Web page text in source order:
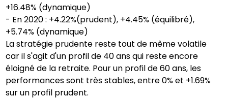
+16.48% (dynamique)
- En 2020 : +4.22%(prudent), +4.45% (équilibré),
+5.74% (dynamique)
La stratégie prudente reste tout de même volatile
car il s'agit d'un profil de 40 ans qui reste encore
éloigné de la retraite. Pour un profil de 60 ans, les
performances sont très stables, entre 0% et +1.69%
sur un profil prudent.